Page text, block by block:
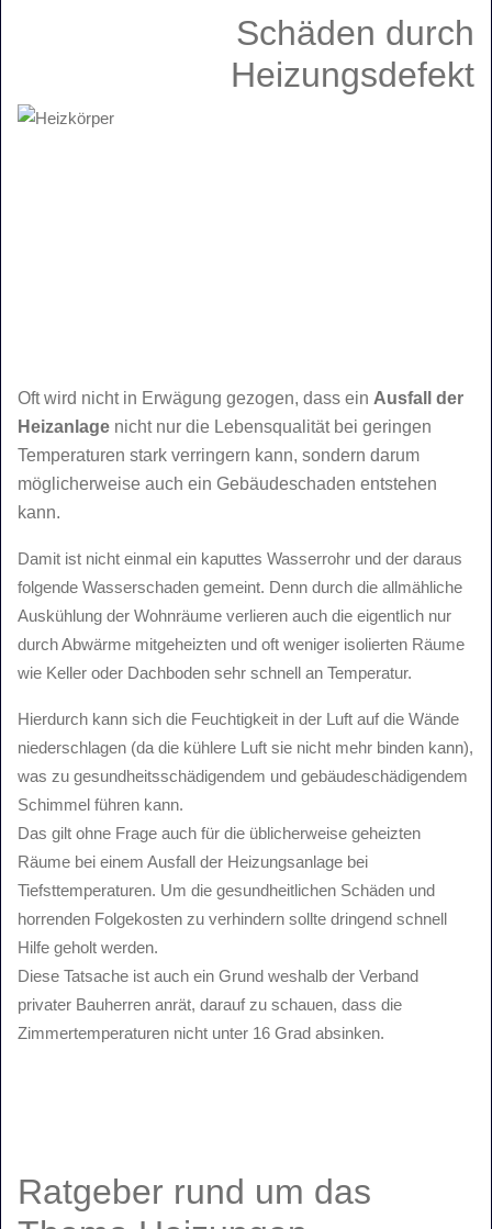
Schäden durch
Heizungsdefekt
Oft wird nicht in Erwägung gezogen, dass ein Ausfall der
Heizanlage nicht nur die Lebensqualität bei geringen
Temperaturen stark verringern kann, sondern darum
möglicherweise auch ein Gebäudeschaden entstehen
kann.
Damit ist nicht einmal ein kaputtes Wasserrohr und der daraus
folgende Wasserschaden gemeint. Denn durch die allmähliche
Auskühlung der Wohnräume verlieren auch die eigentlich nur
durch Abwärme mitgeheizten und oft weniger isolierten Räume
wie Keller oder Dachboden sehr schnell an Temperatur.
Hierdurch kann sich die Feuchtigkeit in der Luft auf die Wände
niederschlagen (da die kühlere Luft sie nicht mehr binden kann),
was zu gesundheitsschädigendem und gebäudeschädigendem
Schimmel führen kann.
Das gilt ohne Frage auch für die üblicherweise geheizten
Räume bei einem Ausfall der Heizungsanlage bei
Tiefsttemperaturen. Um die gesundheitlichen Schäden und
horrenden Folgekosten zu verhindern sollte dringend schnell
Hilfe geholt werden.
Diese Tatsache ist auch ein Grund weshalb der Verband
privater Bauherren anrät, darauf zu schauen, dass die
Zimmertemperaturen nicht unter 16 Grad absinken.
Ratgeber rund um das